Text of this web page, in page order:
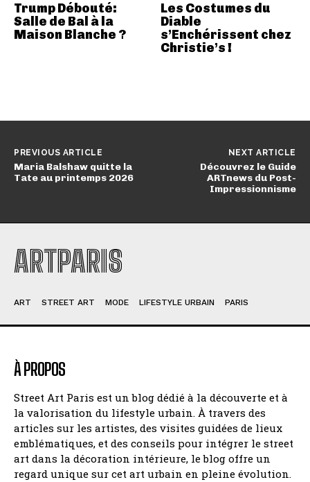
Trump Débouté:
Salle de Bal à la
Maison Blanche ?
Les Costumes du
Diable
s’Enchérissent chez
Christie’s !
PREVIOUS ARTICLE
Maria Balshaw quitte la
Tate au printemps 2026
NEXT ARTICLE
Découvrez le Guide
ARTnews du Post-
Impressionnisme
ARTPARIS
ART STREET ART MODE LIFESTYLE URBAIN PARIS
À PROPOS
Street Art Paris est un blog dédié à la découverte et à
la valorisation du lifestyle urbain. À travers des
articles sur les artistes, des visites guidées de lieux
emblématiques, et des conseils pour intégrer le street
art dans la décoration intérieure, le blog offre un
regard unique sur cet art urbain en pleine évolution.